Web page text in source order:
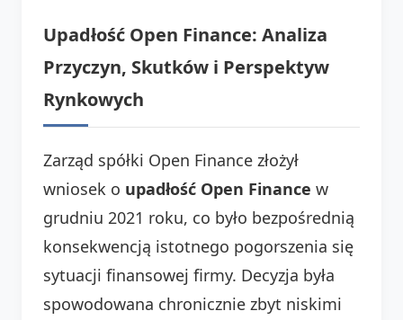
Upadłość Open Finance: Analiza
Przyczyn, Skutków i Perspektyw
Rynkowych
Zarząd spółki Open Finance złożył
wniosek o upadłość Open Finance w
grudniu 2021 roku, co było bezpośrednią
konsekwencją istotnego pogorszenia się
sytuacji finansowej firmy. Decyzja była
spowodowana chronicznie zbyt niskimi